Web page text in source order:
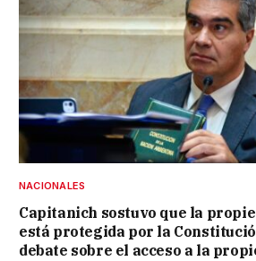
NACIONALES
Capitanich sostuvo que la
está protegida por la
debate sobre el acceso a la